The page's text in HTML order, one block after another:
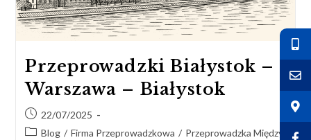
Przeprowadzki Białystok –
Warszawa – Białystok
22/07/2025
Blog / Firma Przeprowadzkowa / Przeprowadzka Między